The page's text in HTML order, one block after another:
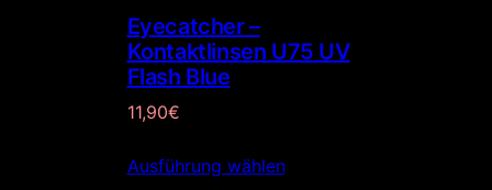
e
r
P
i
i
s
:
Eyecatcher –
Kontaktlinsen U75 UV
Flash Blue
11,90€
Ausführung wählen